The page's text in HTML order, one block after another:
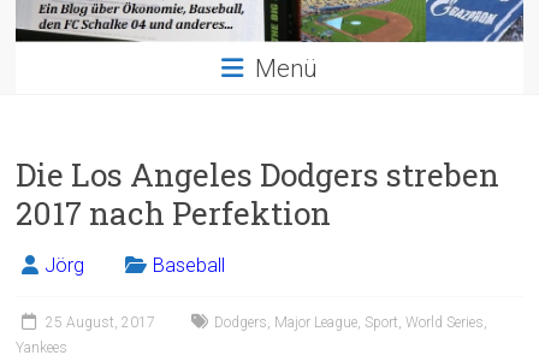
Menü
Die Los Angeles Dodgers streben
2017 nach Perfektion
Jörg Baseball
25 August, 2017 Dodgers, Major League, Sport,World Series,
Yankees